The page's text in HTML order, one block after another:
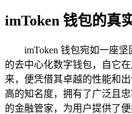
imToken 钱包的真
imToken 钱包宛如一座
的去中心化数字钱包，自它
来，便凭借其卓越的性能和
高的知名度，拥有了广泛且
的金融管家，为用户提供了